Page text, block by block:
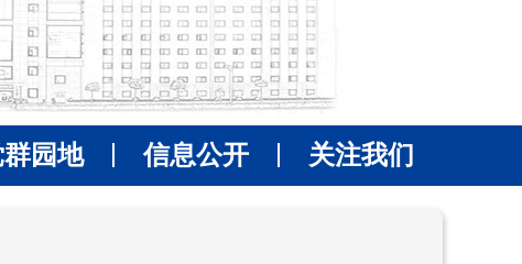
园地 信息公开 关注我们